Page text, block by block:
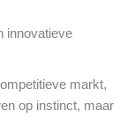
innovatieve
markt,
op instinct, maar